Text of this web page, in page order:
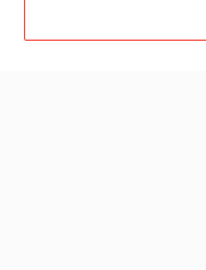
Полная версия сайта